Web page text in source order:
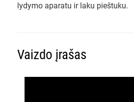
lydymo aparatu ir laku pieštuku.
Vaizdo įrašas